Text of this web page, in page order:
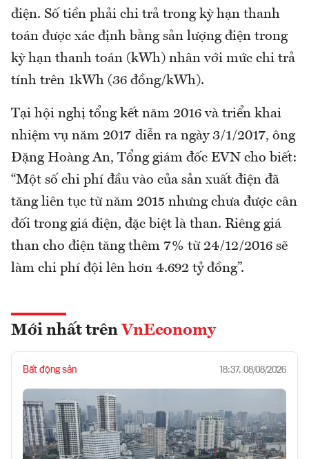
điện. Số tiền phải chi trả trong kỳ hạn thanh
toán được xác định bằng sản lượng điện trong
kỳ hạn thanh toán (kWh) nhân với mức chi trả
tính trên 1kWh (36 đồng/kWh).
Tại hội nghị tổng kết năm 2016 và triển khai
nhiệm vụ năm 2017 diễn ra ngày 3/1/2017, ông
Đặng Hoàng An, Tổng giám đốc EVN cho biết:
“Một số chi phí đầu vào của sản xuất điện đã
tăng liên tục từ năm 2015 nhưng chưa được cân
đối trong giá điện, đặc biệt là than. Riêng giá
than cho điện tăng thêm 7% từ 24/12/2016 sẽ
làm chi phí đội lên hơn 4.692 tỷ đồng”.
Mới nhất trên VnEconomy
Bất động sản 18:37, 08/08/2026